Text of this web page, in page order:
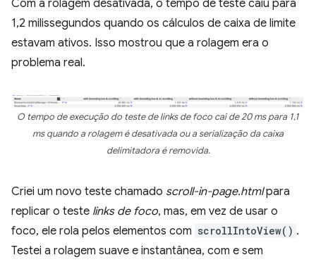
Com a rolagem desativada, o tempo de teste caiu para
1,2 milissegundos quando os cálculos de caixa de limite
estavam ativos. Isso mostrou que a rolagem era o
problema real.
O tempo de execução do teste de links de foco cai de 20 ms para 1,1
ms quando a rolagem é desativada ou a serialização da caixa
delimitadora é removida.
Criei um novo teste chamado scroll-in-page.htmlpara
replicar o teste links de foco, mas, em vez de usar o
foco, ele rola pelos elementos com scrollIntoView() .
Testei a rolagem suave e instantânea, com e sem